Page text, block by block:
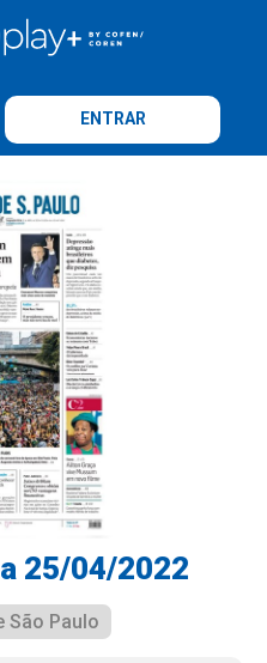
ENTRAR
25/04/2022
São Paulo